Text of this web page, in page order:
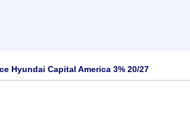
Hyundai Capital America 3% 20/27